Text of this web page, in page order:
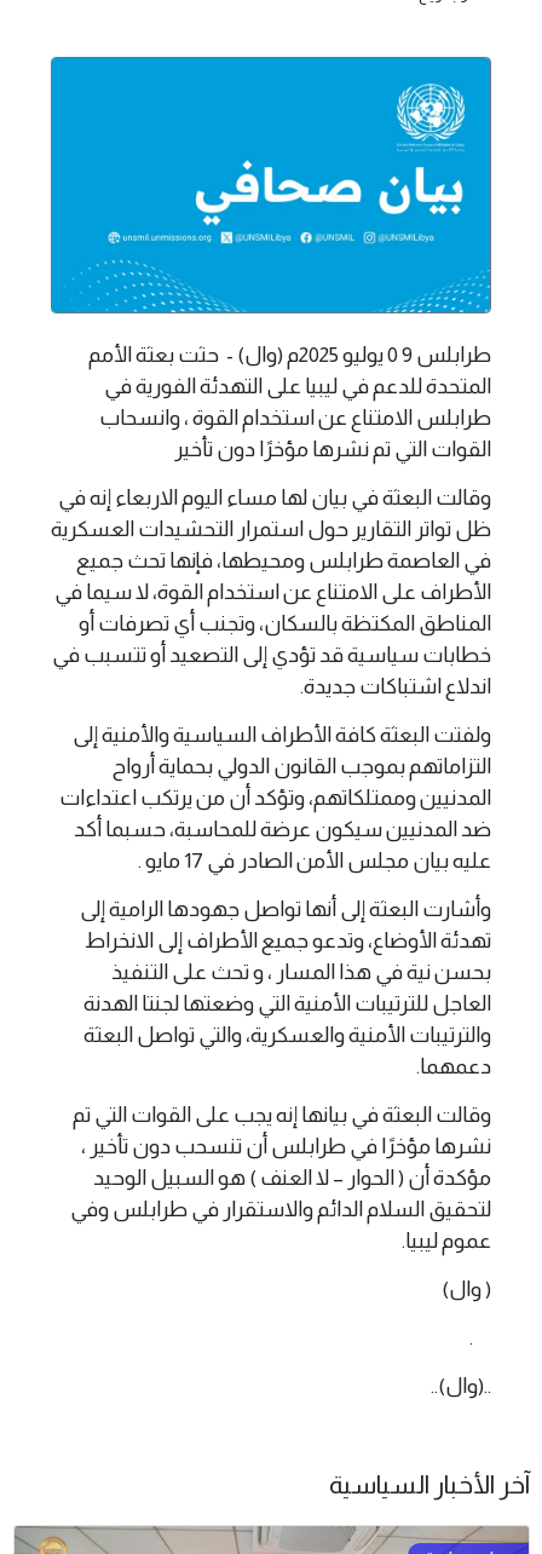
طرابلس 9 0 يوليو 2025م (وال) - حثت بعثة الأمم
المتحدة للدعم في ليبيا على التهدئة الفورية في
طرابلس الامتناع عن استخدام القوة ، وانسحاب
القوات التي تم نشرها مؤخرًا دون تأخير
وقالت البعثة في بيان لها مساء اليوم الاربعاء إنه في
ظل تواتر التقارير حول استمرار التحشيدات العسكرية
في العاصمة طرابلس ومحيطها، فإنها تحث جميع
الأطراف على الامتناع عن استخدام القوة، لا سيما في
المناطق المكتظة بالسكان، وتجنب أي تصرفات أو
خطابات سياسية قد تؤدي إلى التصعيد أو تتسبب في
اندلاع اشتباكات جديدة.
ولفتت البعثة كافة الأطراف السياسية والأمنية إلى
التزاماتهم بموجب القانون الدولي بحماية أرواح
المدنيين وممتلكاتهم، وتؤكد أن من يرتكب اعتداءات
ضد المدنيين سيكون عرضة للمحاسبة، حسبما أكد
عليه بيان مجلس الأمن الصادر في 17 مايو .
وأشارت البعثة إلى أنها تواصل جهودها الرامية إلى
تهدئة الأوضاع، وتدعو جميع الأطراف إلى الانخراط
بحسن نية في هذا المسار ، و تحث على التنفيذ
العاجل للترتيبات الأمنية التي وضعتها لجنتا الهدنة
والترتيبات الأمنية والعسكرية، والتي تواصل البعثة
دعمهما.
وقالت البعثة في بيانها إنه يجب على القوات التي تم
نشرها مؤخرًا في طرابلس أن تنسحب دون تأخير ،
مؤكدة أن ( الحوار – لا العنف ) هو السبيل الوحيد
لتحقيق السلام الدائم والاستقرار في طرابلس وفي
عموم ليبيا.
( وال)
.
..(وال)..
آخر الأخبار السياسية